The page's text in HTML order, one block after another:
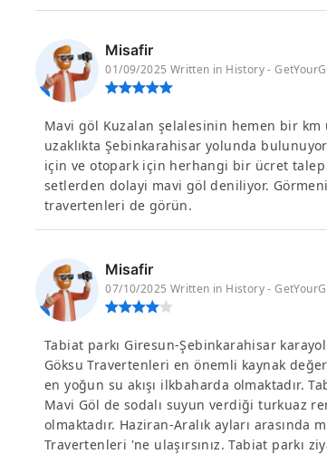
Misafir
01/09/2025 Written in History -
Mavi göl Kuzalan şelalesinin hemen bir km
uzaklıkta Şebinkarahisar yolunda
için ve otopark için herhangi bir ücret talep
setlerden dolayi mavi göl deniliyor.
travertenleri de görün.
Misafir
07/10/2025 Written in History -
Tabiat parkı Giresun-Şebinkarahisar
Göksu Travertenleri en önemli kaynak
en yoğun su akışı ilkbaharda olmaktadır.
Mavi Göl de sodalı suyun verdiği turkuaz
olmaktadır. Haziran-Aralık ayları
Travertenleri 'ne ulaşırsınız. Tabiat parkı